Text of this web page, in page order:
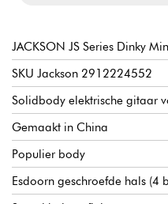
JACKSON JS Series Dinky
SKU Jackson 2912224552
Solidbody elektrische gitaar
Gemaakt in China
Populier body
Esdoorn geschroefde hals (4